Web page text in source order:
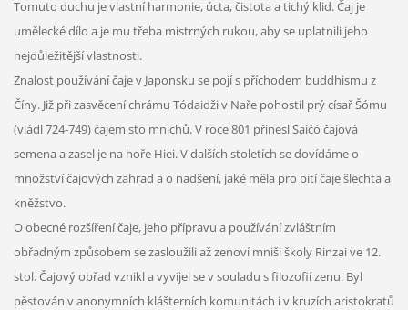
Tomuto duchu je vlastní harmonie, úcta, čistota a tichý klid. Čaj je
umělecké dílo a je mu třeba mistrných rukou, aby se uplatnili jeho
nejdůležitější vlastnosti.
Znalost používání čaje v Japonsku se pojí s příchodem buddhismu z
Číny. Již při zasvěcení chrámu Tódaidži v Naře pohostil prý císař Šómu
(vládl 724-749) čajem sto mnichů. V roce 801 přinesl Saičó čajová
semena a zasel je na hoře Hiei. V dalších stoletích se dovídáme o
množství čajových zahrad a o nadšení, jaké měla pro pití čaje šlechta a
kněžstvo.
O obecné rozšíření čaje, jeho přípravu a používání zvláštním
obřadným způsobem se zasloužili až zenoví mniši školy Rinzai ve 12.
stol. Čajový obřad vznikl a vyvíjel se v souladu s filozofií zenu. Byl
pěstován v anonymních klášterních komunitách i v kruzích aristokratů